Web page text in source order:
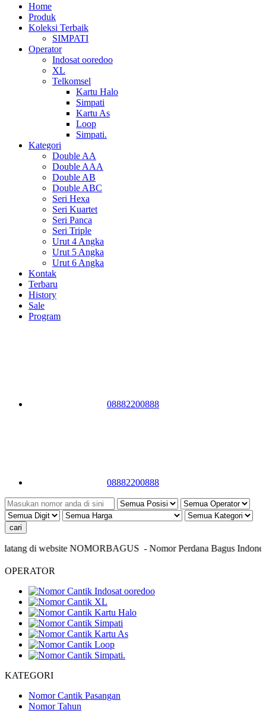
Home
Produk
Koleksi Terbaik
SIMPATI
Operator
Indosat ooredoo
XL
Telkomsel
Kartu Halo
Simpati
Kartu As
Loop
Simpati.
Kategori
Double AA
Double AAA
Double AB
Double ABC
Seri Hexa
Seri Kuartet
Seri Panca
Seri Triple
Urut 4 Angka
Urut 5 Angka
Urut 6 Angka
Kontak
Terbaru
History
Sale
Program
08882200888
08882200888
di website NOMORBAGUS - Nomor Perdana BagusIndonesia-
OPERATOR
KATEGORI
Nomor Cantik Pasangan
Nomor Tahun